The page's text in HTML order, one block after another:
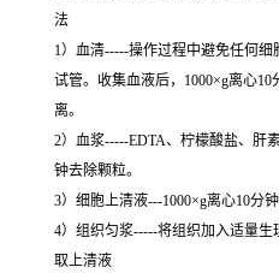
法
1）血清-----操作过程中避免任何
试管。收集血液后，1000×g离心
离。
2）血浆-----EDTA、柠檬酸盐、肝
钟去除颗粒。
3）细胞上清液---1000×g离心10分
4）组织匀浆-----将组织加入适量生
取上清液